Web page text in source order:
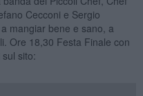
Cecconi e Sergio
mangiar bene e sano, a
Ore 18,30 Festa Finale con
sito: